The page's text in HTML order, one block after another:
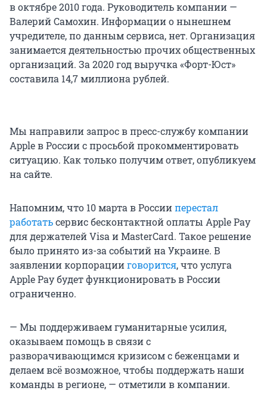
в октябре 2010 года. Руководитель компании —
Валерий Самохин. Информации о нынешнем
учредителе, по данным сервиса, нет. Организация
занимается деятельностью прочих общественных
организаций. За 2020 год выручка «Форт-Юст»
составила 14,7 миллиона рублей.
Мы направили запрос в пресс-службу компании
Apple в России с просьбой прокомментировать
ситуацию. Как только получим ответ, опубликуем
на сайте.
Напомним, что 10 марта в Россииперестал
работатьсервис бесконтактной оплаты Apple Pay
для держателей Visa и MasterCard. Такое решение
было принято из-за событий на Украине. В
заявлении корпорацииговорится, что услуга
Apple Pay будет функционировать в России
ограниченно.
— Мы поддерживаем гуманитарные усилия,
оказываем помощь в связи с
разворачивающимся кризисом с беженцами и
делаем всё возможное, чтобы поддержать наши
команды в регионе, — отметили в компании.